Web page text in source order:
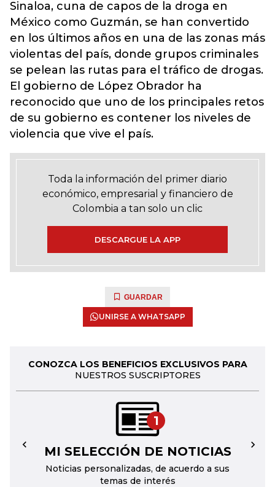
Sinaloa, cuna de capos de la droga en
México como Guzmán, se han convertido
en los últimos años en una de las zonas más
violentas del país, donde grupos criminales
se pelean las rutas para el tráfico de drogas.
El gobierno de López Obrador ha
reconocido que uno de los principales retos
de su gobierno es contener los niveles de
violencia que vive el país.
Toda la información del primer diario
económico, empresarial y financiero de
Colombia a tan solo un clic
DESCARGUE LA APP
GUARDAR
UNIRSE A WHATSAPP
CONOZCA LOS BENEFICIOS EXCLUSIVOS PARA
NUESTROS SUSCRIPTORES
1
MI SELECCIÓN DE NOTICIAS
Noticias personalizadas, de acuerdo a sus
temas de interés
← →